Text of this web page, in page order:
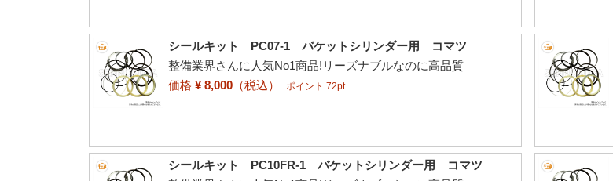
シールキット PC07-1 バケットシリンダー用 コマツ
整備業界さんに人気No1商品!リーズナブルなのに高品質
価格 ¥ 8,000 （税込） ポイント 72pt
シールキット PC10FR-1 バケットシリンダー用 コマツ